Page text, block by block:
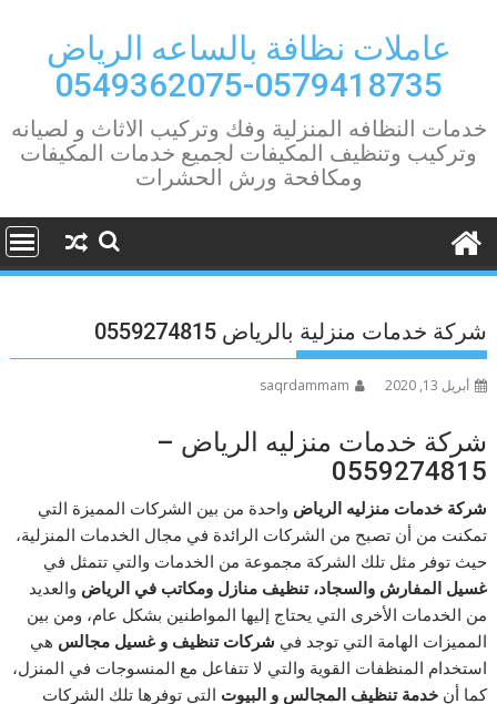
contentعاملات نظافة بالساعه الرياض
0579418735-0549362075
خدمات النظافه المنزلية وفك وتركيب الاثاث و لصيانه
وتركيب وتنظيف المكيفات لجميع خدمات المكيفات
ومكافحة ورش الحشرات
شركة خدمات منزلية بالرياض 0559274815
أبريل 13, 2020 saqrdammam
شركة خدمات منزليه الرياض –
0559274815
شركة خدمات منزليه الرياض واحدة من بين الشركات المميزة التي
تمكنت من أن تصبح من الشركات الرائدة في مجال الخدمات المنزلية،
حيث توفر مثل تلك الشركة مجموعة من الخدمات والتي تتمثل في
غسيل المفارش والسجاد، تنظيف منازل ومكاتب في الرياض والعديد
من الخدمات الأخرى التي يحتاج إليها المواطنين بشكل عام، ومن بين
المميزات الهامة التي توجد في شركات تنظيف و غسيل مجالس هي
استخدام المنظفات القوية والتي لا تتفاعل مع المنسوجات في المنزل،
كما أنخدمة تنظيف المجالس و البيوت التي توفرها تلك الشركات